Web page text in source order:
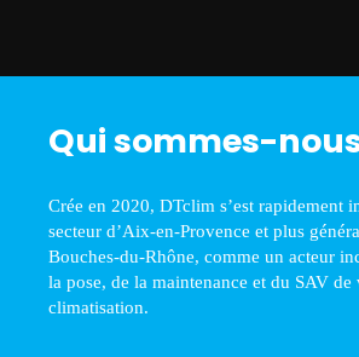
Qui sommes-
Crée en 2020, DTclim s’est rapidement
secteur d’Aix-en-Provence et plus
Bouches-du-Rhône, comme un acteur
la pose, de la maintenance et du SAV de
climatisation.